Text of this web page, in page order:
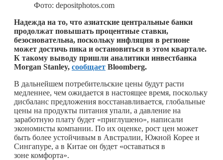
Фото: depositphotos.com
Надежда на то, что азиатские центральные банки
продолжат повышать процентные ставки,
безосновательна, поскольку инфляция в регионе
может достичь пика и остановиться в этом квартале.
К такому выводу пришли аналитики инвестбанка
Morgan Stanley, сообщает Bloomberg.
В дальнейшем потребительские цены будут расти
медленнее, чем ожидается в настоящее время, поскольку
дисбаланс предложения восстанавливается, глобальные
цены на продукты питания упали, а давление на
заработную плату будет «приглушено», написали
экономисты компании. По их оценке, рост цен может
быть более устойчивым в Австралии, Южной Корее и
Сингапуре, а в Китае он будет «оставаться в
зоне комфорта».